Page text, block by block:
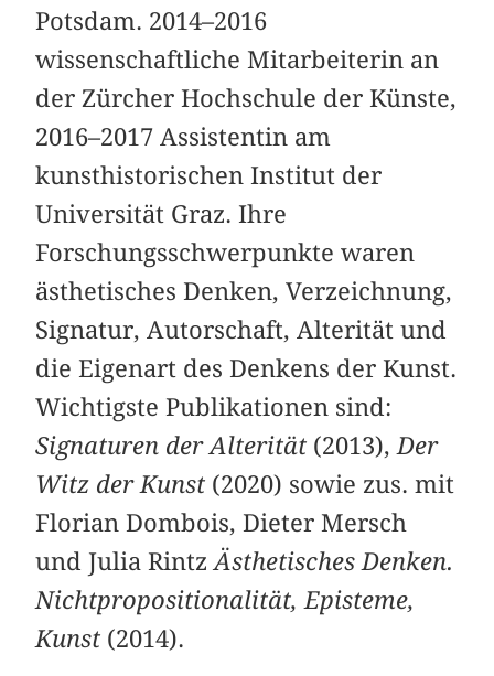
Potsdam. 2014–2016
wissenschaftliche Mitarbeiterin an
der Zürcher Hochschule der Künste,
2016–2017 Assistentin am
kunsthistorischen Institut der
Universität Graz. Ihre
Forschungsschwerpunkte waren
ästhetisches Denken, Verzeichnung,
Signatur, Autorschaft, Alterität und
die Eigenart des Denkens der Kunst.
Wichtigste Publikationen sind:
Signaturen der Alterität (2013),Der
Witz der Kunst (2020) sowie zus. mit
Florian Dombois, Dieter Mersch
und Julia RintzÄsthetisches Denken.
Nichtpropositionalität, Episteme,
Kunst (2014).